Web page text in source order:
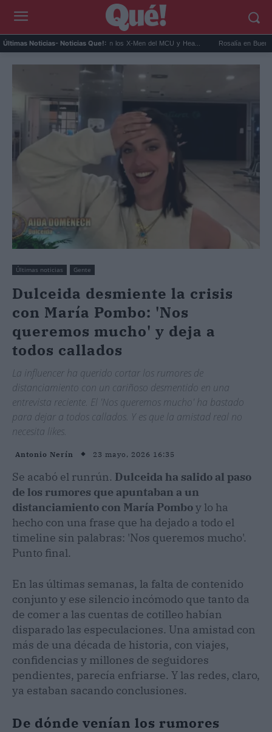
Últimas Noticias- Noticias Que!:
Kit Connor será Cíclope en los X-Men del MCU y Hea... Rosalía en Buenos
Últimas noticias Gente
Dulceida desmiente la crisis
con María Pombo: 'Nos
queremos mucho' y deja a
todos callados
La influencer ha querido cortar los rumores de
distanciamiento con un cariñoso desmentido en una
entrevista reciente. El 'Nos queremos mucho' ha bastado
para dejar a todos callados. Y es que la amistad real no
necesita likes.
Antonio Nerín 23 mayo, 2026 16:35
Se acabó el runrún. Dulceida ha salido al paso
de los rumores que apuntaban a un
distanciamiento con María Pomboy lo ha
hecho con una frase que ha dejado a todo el
timeline sin palabras: 'Nos queremos mucho'.
Punto final.
En las últimas semanas, la falta de contenido
conjunto y ese silencio incómodo que tanto da
de comer a las cuentas de cotilleo habían
disparado las especulaciones. Una amistad con
más de una década de historia, con viajes,
confidencias y millones de seguidores
pendientes, parecía enfriarse. Y las redes, claro,
ya estaban sacando conclusiones.
De dónde venían los rumores